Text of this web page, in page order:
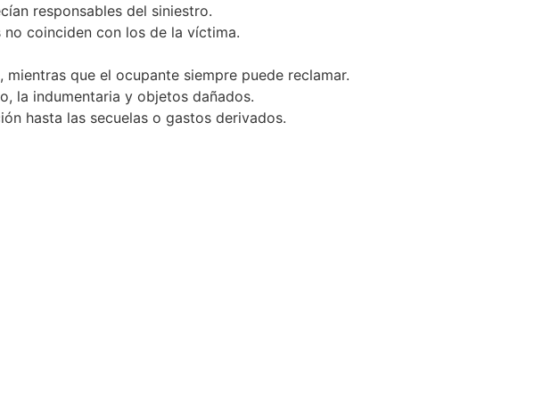
responsables del siniestro.
coinciden con los de la víctima.
que el ocupante siempre puede reclamar.
la indumentaria y objetos dañados.
hasta las secuelas o gastos derivados.